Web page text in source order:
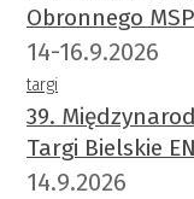
Obronnego
14-16.9.2026
targi
39.
Targi Bielskie
14.9.2026